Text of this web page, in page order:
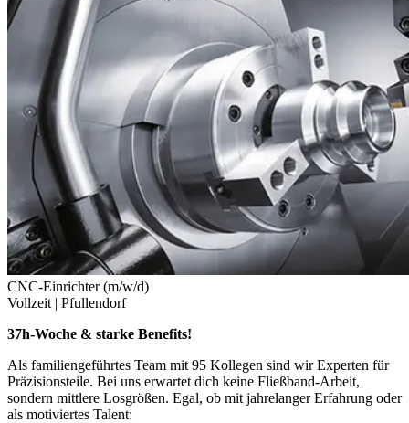
CNC-Einrichter (m/w/d)
Vollzeit | Pfullendorf
37h-Woche & starke Benefits!
Als familiengeführtes Team mit 95 Kollegen sind wir Experten für
Präzisionsteile. Bei uns erwartet dich keine Fließband-Arbeit,
sondern mittlere Losgrößen. Egal, ob mit jahrelanger Erfahrung oder
als motiviertes Talent: